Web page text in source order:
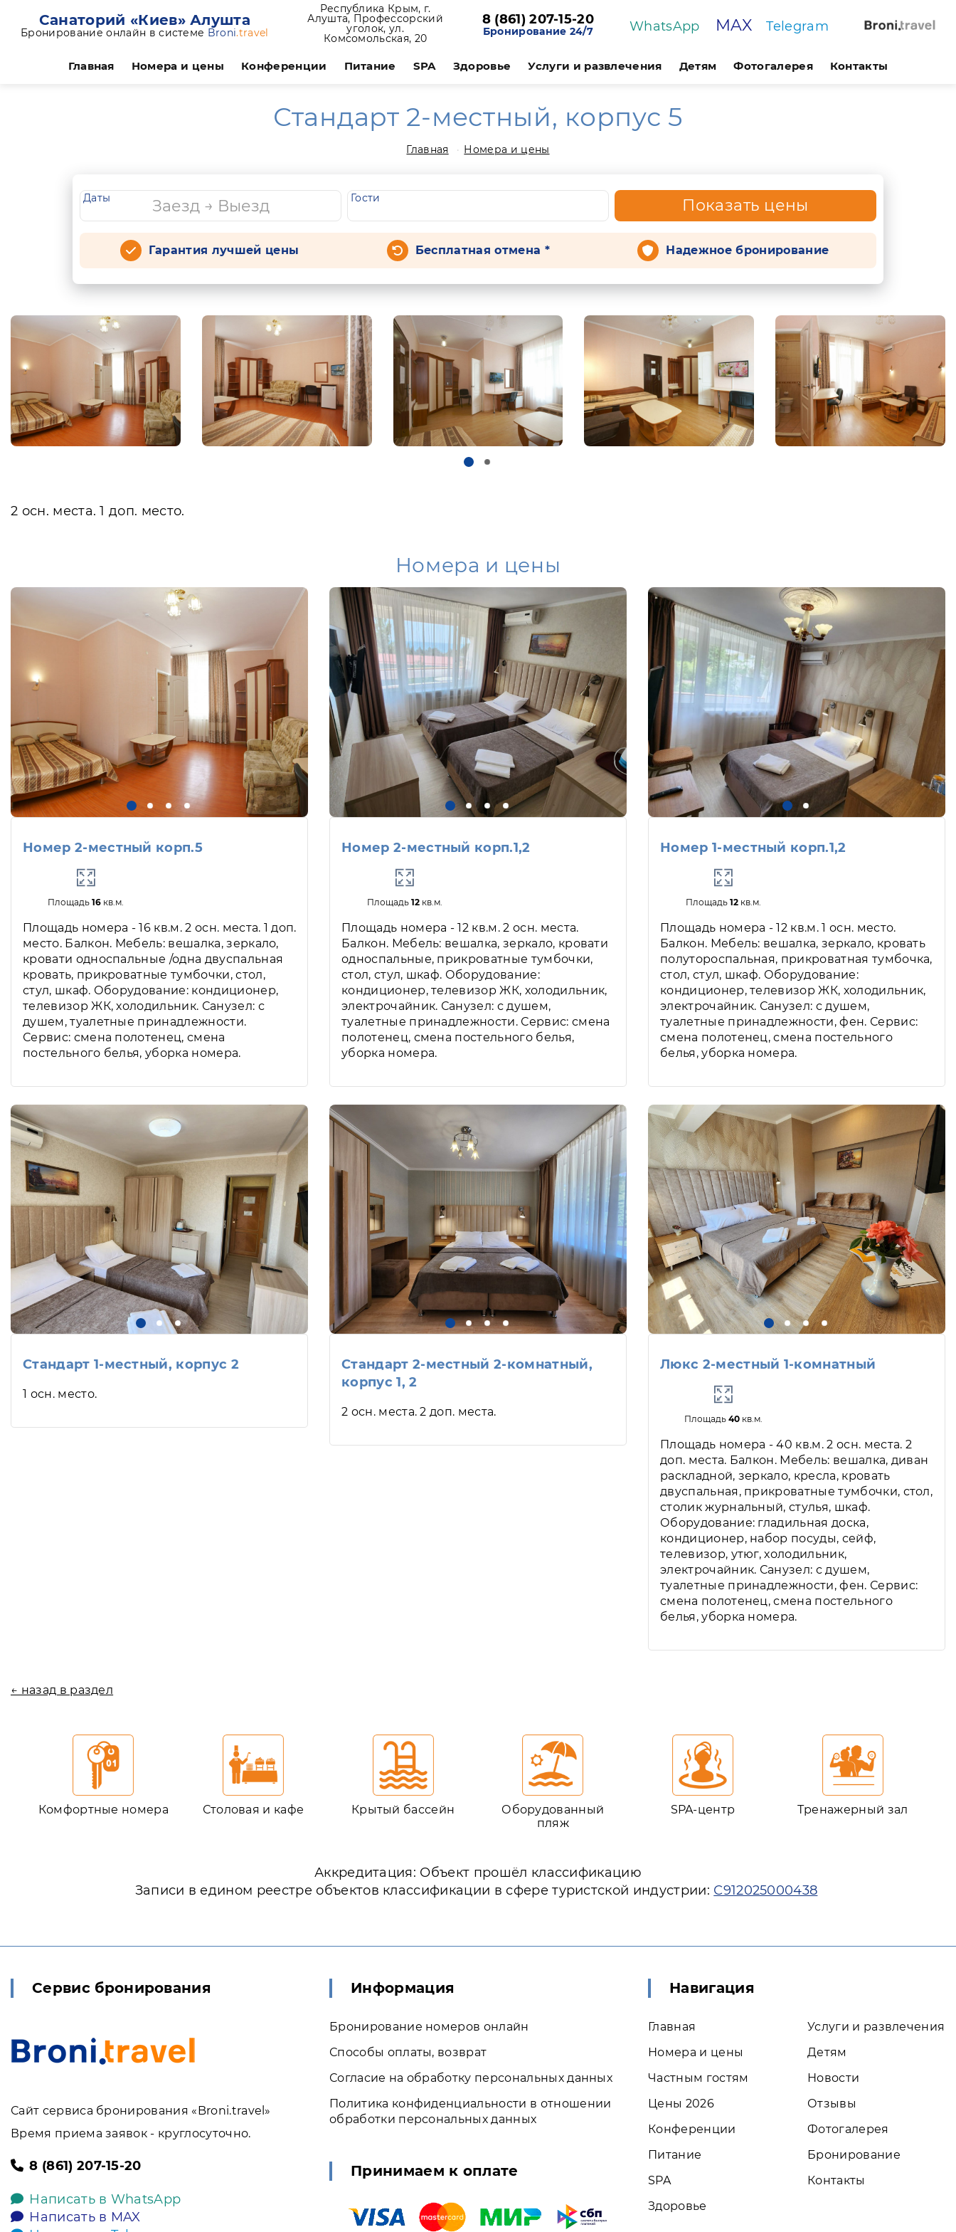
Санаторий «Киев» Алушта
Бронирование онлайн в системе Broni.travel
Республика Крым, г.
Алушта, Профессорский
уголок, ул.
Комсомольская, 20
8 (861) 207-15-20
Бронирование 24/7 WhatsApp MAX Telegram
Главная Номера и цены Конференции Питание SPA Здоровье Услуги и развлечения Детям Фотогалерея Контакты
Стандарт 2-местный, корпус 5
Главная Номера и цены
Даты Гости Показать цены
Гарантия лучшей цены Бесплатная отмена * Надежное бронирование
2 осн. места. 1 доп. место.
Номера и цены
Номер 2-местный корп.5
Площадь16 кв.м.
Площадь номера - 16 кв.м. 2 осн. места. 1 доп.
место. Балкон. Мебель: вешалка, зеркало,
кровати односпальные /одна двуспальная
кровать, прикроватные тумбочки, стол,
стул, шкаф. Оборудование: кондиционер,
телевизор ЖК, холодильник. Санузел: с
душем, туалетные принадлежности.
Сервис: смена полотенец, смена
постельного белья, уборка номера.
Номер 2-местный корп.1,2
Площадь 12кв.м.
Площадь номера - 12 кв.м. 2 осн. места.
Балкон. Мебель: вешалка, зеркало, кровати
односпальные, прикроватные тумбочки,
стол, стул, шкаф. Оборудование:
кондиционер, телевизор ЖК, холодильник,
электрочайник. Санузел: с душем,
туалетные принадлежности. Сервис: смена
полотенец, смена постельного белья,
уборка номера.
Номер 1-местный корп.1,2
Площадь 12кв.м.
Площадь номера - 12 кв.м. 1 осн. место.
Балкон. Мебель: вешалка, зеркало, кровать
полутороспальная, прикроватная тумбочка,
стол, стул, шкаф. Оборудование:
кондиционер, телевизор ЖК, холодильник,
электрочайник. Санузел: с душем,
туалетные принадлежности, фен. Сервис:
смена полотенец, смена постельного
белья, уборка номера.
Стандарт 1-местный, корпус 2
1 осн. место.
Стандарт 2-местный 2-комнатный,
корпус 1, 2
2 осн. места. 2 доп. места.
Люкс 2-местный 1-комнатный
Площадь 40кв.м.
Площадь номера - 40 кв.м. 2 осн. места. 2
доп. места. Балкон. Мебель: вешалка, диван
раскладной, зеркало, кресла, кровать
двуспальная, прикроватные тумбочки, стол,
столик журнальный, стулья, шкаф.
Оборудование: гладильная доска,
кондиционер, набор посуды, сейф,
телевизор, утюг, холодильник,
электрочайник. Санузел: с душем,
туалетные принадлежности, фен. Сервис:
смена полотенец, смена постельного
белья, уборка номера.
← назад в раздел
Комфортные номера Столовая и кафе Крытый бассейн
Оборудованный
пляж
SPA-центр Тренажерный зал
Аккредитация: Объект прошёл классификацию
Записи в едином реестре объектов классификации в сфере туристской индустрии: С912025000438
Сервис бронирования
Сайт сервиса бронирования «Broni.travel»
Время приема заявок - круглосуточно.
8 (861) 207-15-20
Написать в WhatsApp
Написать в MAX
Информация
Бронирование номеров онлайн
Способы оплаты, возврат
Согласие на обработку персональных данных
Политика конфиденциальности в отношении
обработки персональных данных
Принимаем к оплате
Навигация
Главная
Номера и цены
Частным гостям
Цены 2026
Конференции
Питание
SPA
Здоровье
Услуги и развлечения
Детям
Новости
Отзывы
Фотогалерея
Бронирование
Контакты